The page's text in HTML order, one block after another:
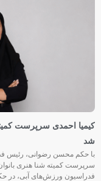
کیمیا احمدی سرپرست
شد
با حکم محسن رضوانی، رئیس
سرپرست کمیته شنا هنری
فدراسیون ورزش‌های آبی، در